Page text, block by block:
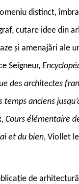
distinct,
cutare idee din
și amenajări ale
Seigneur,
des architectes
anciens
Cours élémentaire
et du bien, Viollet
de